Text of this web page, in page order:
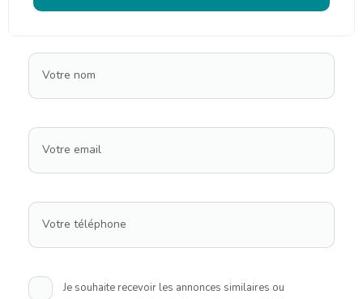
Votre nom
Votre email
Votre téléphone
Je souhaite recevoir les annonces similaires ou